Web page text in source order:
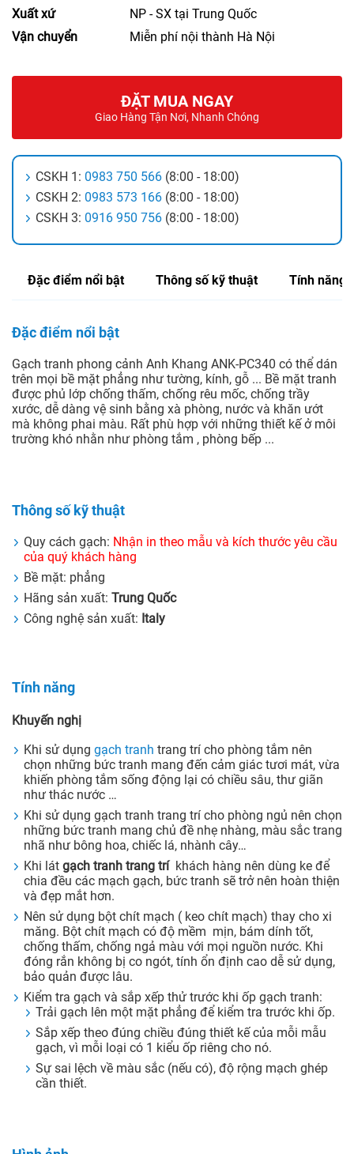
Xuất xứ
NP - SX tại Trung Quốc
Vận chuyển
Miễn phí nội thành Hà Nội
ĐẶT MUA NGAY
Giao Hàng Tận Nơi, Nhanh Chóng
CSKH 1: 0983 750 566 (8:00 - 18:00)
CSKH 2: 0983 573 166 (8:00 - 18:00)
CSKH 3: 0916 950 756 (8:00 - 18:00)
Đặc điểm nổi bật Thông số kỹ thuật Tính năng
Đặc điểm nổi bật
Gạch tranh phong cảnh Anh Khang ANK-PC340 có thể dán
trên mọi bề mặt phẳng như tường, kính, gỗ ... Bề mặt tranh
được phủ lớp chống thấm, chống rêu mốc, chống trầy
xước, dễ dàng vệ sinh bằng xà phòng, nước và khăn ướt
mà không phai màu. Rất phù hợp với những thiết kế ở môi
trường khó nhằn như phòng tắm , phòng bếp ...
Thông số kỹ thuật
Quy cách gạch: Nhận in theo mẫu và kích thước yêu cầu
của quý khách hàng
Bề mặt: phẳng
Hãng sản xuất: Trung Quốc
Công nghệ sản xuất: Italy
Tính năng
Khuyến nghị
Khi sử dụng gạch tranh trang trí cho phòng tắm nên
chọn những bức tranh mang đến cảm giác tươi mát, vừa
khiến phòng tắm sống động lại có chiều sâu, thư giãn
như thác nước …
Khi sử dụng gạch tranh trang trí cho phòng ngủ nên chọn
những bức tranh mang chủ đề nhẹ nhàng, màu sắc trang
nhã như bông hoa, chiếc lá, nhành cây…
Khi lát gạch tranh trang trí khách hàng nên dùng ke để
chia đều các mạch gạch, bức tranh sẽ trở nên hoàn thiện
và đẹp mắt hơn.
Nên sử dụng bột chít mạch ( keo chít mạch) thay cho xi
măng. Bột chít mạch có độ mềm mịn, bám dính tốt,
chống thấm, chống ngả màu với mọi nguồn nước. Khi
đóng rắn không bị co ngót, tính ổn định cao dễ sử dụng,
bảo quản được lâu.
Kiểm tra gạch và sắp xếp thử trước khi ốp gạch tranh:
Trải gạch lên một mặt phẳng để kiểm tra trước khi ốp.
Sắp xếp theo đúng chiều đúng thiết kế của mỗi mẫu
gạch, vì mỗi loại có 1 kiểu ốp riêng cho nó.
Sự sai lệch về màu sắc (nếu có), độ rộng mạch ghép
cần thiết.